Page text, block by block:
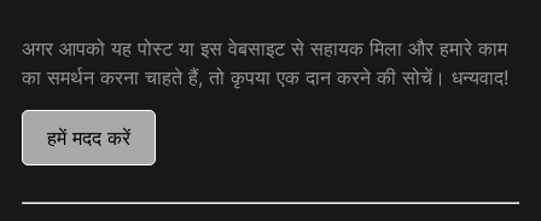
अगर आपको यह पोस्ट या इस वेबसाइट से सहायक मिला और हमारे काम
का समर्थन करना चाहते हैं, तो कृपया एक दान करने की सोचें। धन्यवाद!
हमें मदद करें